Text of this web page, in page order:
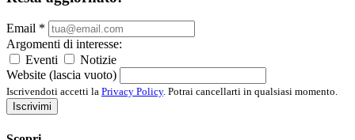
Email *
Argomenti di interesse:
Eventi
Notizie
Website (lascia vuoto)
Iscrivendoti accetti la Privacy Policy. Potrai cancellarti in qualsiasi momento.
Iscrivimi